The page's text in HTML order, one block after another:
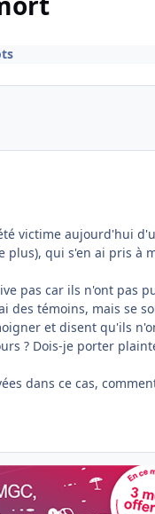
victime aujourd'hui
plus), qui s'en ai pris à
pas car ils n'ont pas
des témoins, mais se
et disent qu'ils
? Dois-je porter
dans ce cas,